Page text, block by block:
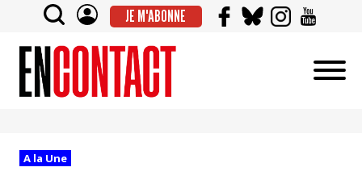
JE M'ABONNE
A la Une